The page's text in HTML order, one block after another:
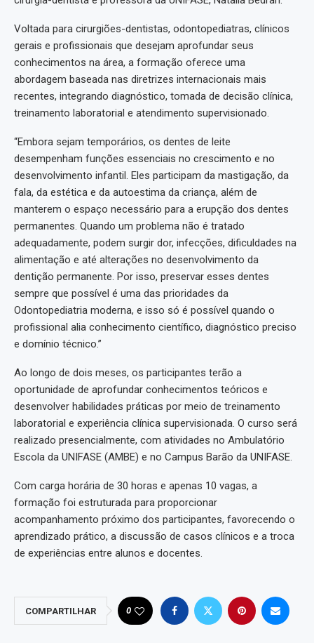
Voltada para cirurgiões-dentistas, odontopediatras, clínicos
gerais e profissionais que desejam aprofundar seus
conhecimentos na área, a formação oferece uma
abordagem baseada nas diretrizes internacionais mais
recentes, integrando diagnóstico, tomada de decisão clínica,
treinamento laboratorial e atendimento supervisionado.
“Embora sejam temporários, os dentes de leite
desempenham funções essenciais no crescimento e no
desenvolvimento infantil. Eles participam da mastigação, da
fala, da estética e da autoestima da criança, além de
manterem o espaço necessário para a erupção dos dentes
permanentes. Quando um problema não é tratado
adequadamente, podem surgir dor, infecções, dificuldades na
alimentação e até alterações no desenvolvimento da
dentição permanente. Por isso, preservar esses dentes
sempre que possível é uma das prioridades da
Odontopediatria moderna, e isso só é possível quando o
profissional alia conhecimento científico, diagnóstico preciso
e domínio técnico.”
Ao longo de dois meses, os participantes terão a
oportunidade de aprofundar conhecimentos teóricos e
desenvolver habilidades práticas por meio de treinamento
laboratorial e experiência clínica supervisionada. O curso será
realizado presencialmente, com atividades no Ambulatório
Escola da UNIFASE (AMBE) e no Campus Barão da UNIFASE.
Com carga horária de 30 horas e apenas 10 vagas, a
formação foi estruturada para proporcionar
acompanhamento próximo dos participantes, favorecendo o
aprendizado prático, a discussão de casos clínicos e a troca
de experiências entre alunos e docentes.
COMPARTILHAR 0